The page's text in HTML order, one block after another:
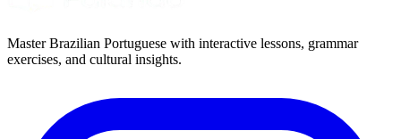
Master Brazilian Portuguese with interactive lessons, grammar
exercises, and cultural insights.